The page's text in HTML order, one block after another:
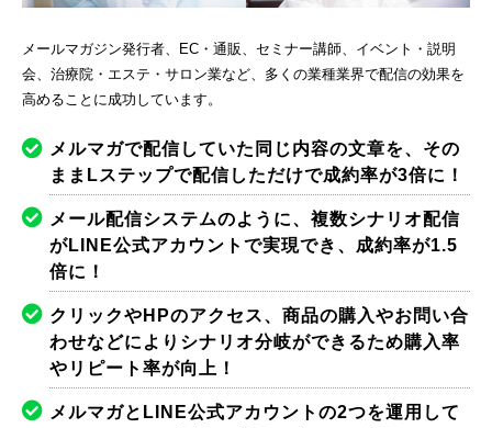
メールマガジン発行者、EC・通販、セミナー講師、イベント・説明
会、治療院・エステ・サロン業など、多くの業種業界で配信の効果を
高めることに成功しています。
メルマガで配信していた同じ内容の文章を、その
ままLステップで配信しただけで成約率が3倍に！
メール配信システムのように、複数シナリオ配信
がLINE公式アカウントで実現でき、成約率が1.5
倍に！
クリックやHPのアクセス、商品の購入やお問い合
わせなどによりシナリオ分岐ができるため購入率
やリピート率が向上！
メルマガとLINE公式アカウントの2つを運用して